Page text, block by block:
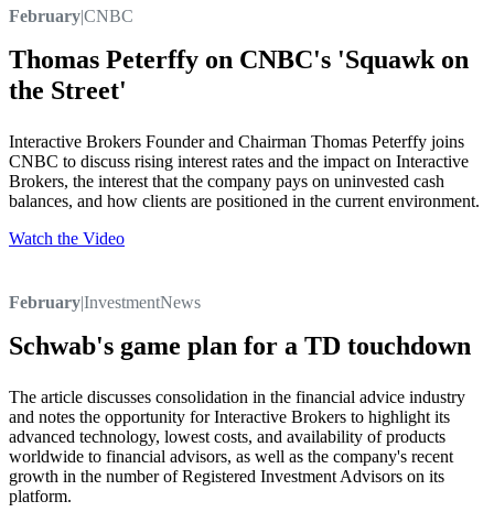
February|CNBC
Thomas Peterffy on CNBC's 'Squawk on
the Street'
Interactive Brokers Founder and Chairman Thomas Peterffy joins
CNBC to discuss rising interest rates and the impact on Interactive
Brokers, the interest that the company pays on uninvested cash
balances, and how clients are positioned in the current environment.
Watch the Video
February|InvestmentNews
Schwab's game plan for a TD touchdown
The article discusses consolidation in the financial advice industry
and notes the opportunity for Interactive Brokers to highlight its
advanced technology, lowest costs, and availability of products
worldwide to financial advisors, as well as the company's recent
growth in the number of Registered Investment Advisors on its
platform.